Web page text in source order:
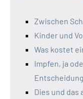
Zwischen
Kinder und
Was kostet
Impfen, ja
Entscheidung
Dies und das